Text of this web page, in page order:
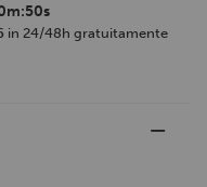
in 24/48h gratuitamente